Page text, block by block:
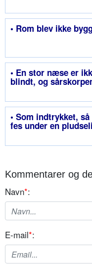
• Rom blev ikke
• En stor næse er
blindt, og
• Som indtrykket,
fes under en
Kommentarer og
Navn*:
E-mail*: